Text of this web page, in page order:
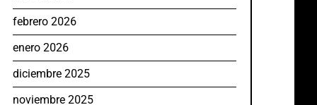
febrero 2026
enero 2026
diciembre 2025
noviembre 2025